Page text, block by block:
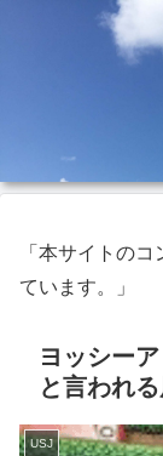
「本サイトの
ています。」
ヨッシー
と言われ
USJ